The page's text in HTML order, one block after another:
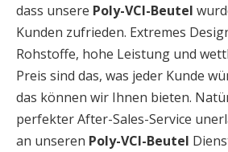
dass unsere Poly-VCI-Beutel
Kunden zufrieden. Extremes
Rohstoffe, hohe Leistung und
Preis sind das, was jeder Kunde
das können wir Ihnen bieten.
perfekter After-Sales-Service
an unseren Poly-VCI-Beutel